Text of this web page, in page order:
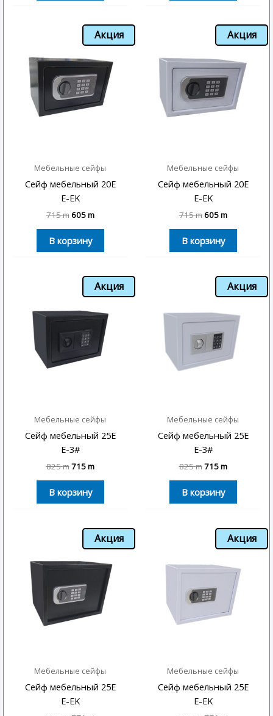
Акция
Мебельные сейфы
Сейф мебельный 20E
E-EK
715m605m
В корзину
Акция
Мебельные сейфы
Сейф мебельный 20E
E-EK
715m605m
В корзину
Акция
Мебельные сейфы
Сейф мебельный 25E
E-3#
825m715m
В корзину
Акция
Мебельные сейфы
Сейф мебельный 25E
E-3#
825m715m
В корзину
Акция
Мебельные сейфы
Сейф мебельный 25E
E-EK
Акция
Мебельные сейфы
Сейф мебельный 25E
E-EK